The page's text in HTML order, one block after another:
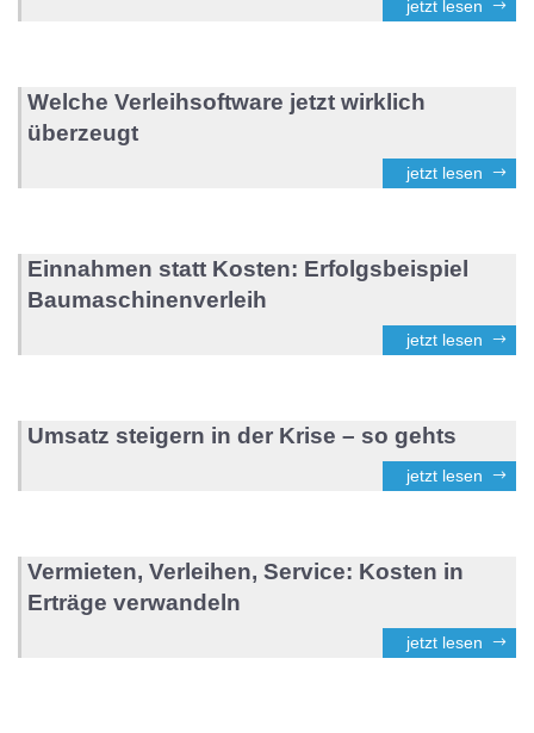
jetzt lesen
Welche Verleihsoftware jetzt wirklich
überzeugt
jetzt lesen
Einnahmen statt Kosten: Erfolgsbeispiel
Baumaschinenverleih
jetzt lesen
Umsatz steigern in der Krise – so gehts
jetzt lesen
Vermieten, Verleihen, Service: Kosten in
Erträge verwandeln
jetzt lesen